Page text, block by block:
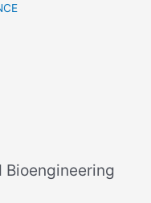
Bioengineering